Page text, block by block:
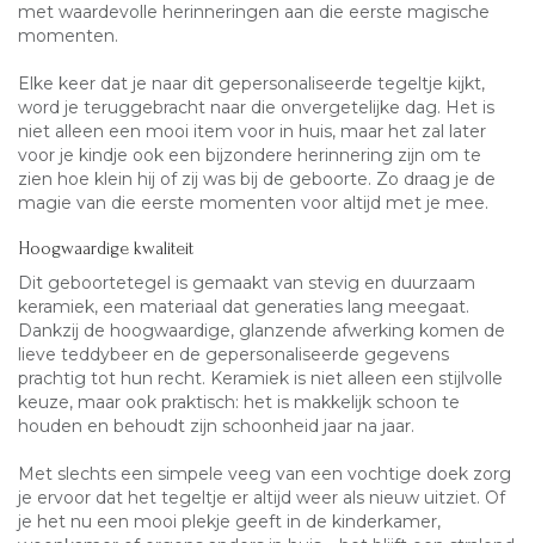
met waardevolle herinneringen aan die eerste magische
momenten.
Elke keer dat je naar dit gepersonaliseerde tegeltje kijkt,
word je teruggebracht naar die onvergetelijke dag. Het is
niet alleen een mooi item voor in huis, maar het zal later
voor je kindje ook een bijzondere herinnering zijn om te
zien hoe klein hij of zij was bij de geboorte. Zo draag je de
magie van die eerste momenten voor altijd met je mee.
Hoogwaardige kwaliteit
Dit geboortetegel is gemaakt van stevig en duurzaam
keramiek, een materiaal dat generaties lang meegaat.
Dankzij de hoogwaardige, glanzende afwerking komen de
lieve teddybeer en de gepersonaliseerde gegevens
prachtig tot hun recht. Keramiek is niet alleen een stijlvolle
keuze, maar ook praktisch: het is makkelijk schoon te
houden en behoudt zijn schoonheid jaar na jaar.
Met slechts een simpele veeg van een vochtige doek zorg
je ervoor dat het tegeltje er altijd weer als nieuw uitziet. Of
je het nu een mooi plekje geeft in de kinderkamer,